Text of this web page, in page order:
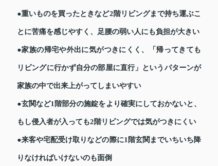
●重いものを買ったときなど2階リビングまで持ち運ぶこ
とに苦痛を感じやすく、足腰の弱い人にも負担が大きい
●家族の帰宅や外出に気がつきにくく、「帰ってきても
リビングに行かず自分の部屋に直行」というパターンが
家族の中で出来上がってしまいやすい
●玄関など1階部分の施錠をより確実にしておかないと、
もし侵入者が入っても2階リビングでは気がつきにくい
●来客や宅配受け取りなどの際に1階玄関までいちいち降
りなければいけないのも面倒